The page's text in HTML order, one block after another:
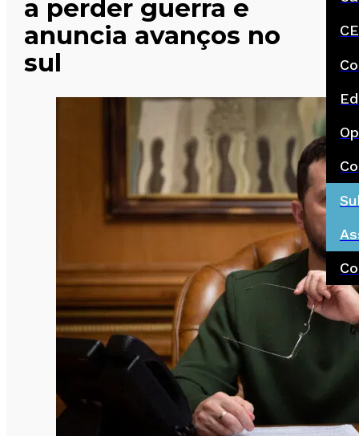
a perder guerra e
anuncia avanços no
sul